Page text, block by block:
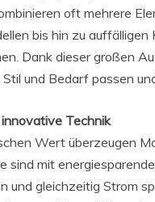
oft mehrere
bis hin zu
Dank dieser großen
und Bedarf passen
Technik
Wert überzeugen
sind mit
und gleichzeitig Strom